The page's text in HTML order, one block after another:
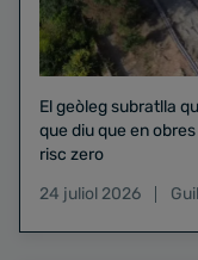
El geòleg subratlla
que diu que en
risc zero
24 juliol 2026